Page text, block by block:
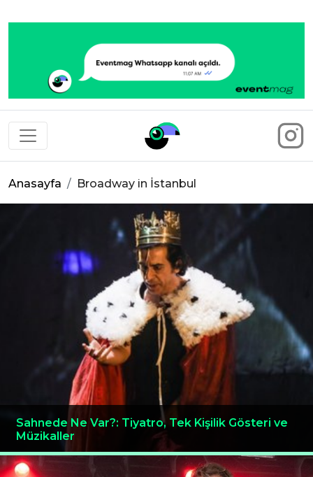
Eventmag
Anasayfa Broadway in İstanbul
Sahnede Ne Var?: Tiyatro, Tek Kişilik Gösteri ve
Müzikaller